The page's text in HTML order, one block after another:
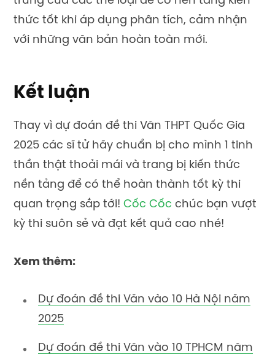
thức tốt khi áp dụng phân tích, cảm nhận
với những văn bản hoàn toàn mới.
Kết luận
Thay vì dự đoán đề thi Văn THPT Quốc Gia
2025 các sĩ tử hãy chuẩn bị cho mình 1 tinh
thần thật thoải mái và trang bị kiến thức
nền tảng để có thể hoàn thành tốt kỳ thi
quan trọng sắp tới! Cốc Cốc chúc bạn vượt
kỳ thi suôn sẻ và đạt kết quả cao nhé!
Xem thêm:
Dự đoán đề thi Văn vào 10 Hà Nội năm
2025
Dự đoán đề thi Văn vào 10 TPHCM năm